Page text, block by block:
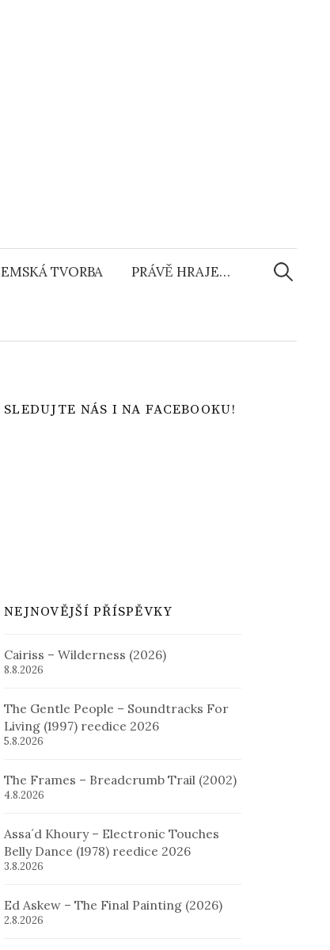
TVORBA PRÁVĚ HRAJE…
SLEDUJTE NÁS I NA FACEBOOKU!
NEJNOVĚJŠÍ PŘÍSPĚVKY
Cairiss – Wilderness (2026)
8.8.2026
The Gentle People – Soundtracks For
Living (1997) reedice 2026
5.8.2026
The Frames – Breadcrumb Trail (2002)
4.8.2026
Assa´d Khoury – Electronic Touches
Belly Dance (1978) reedice 2026
3.8.2026
Ed Askew – The Final Painting (2026)
2.8.2026